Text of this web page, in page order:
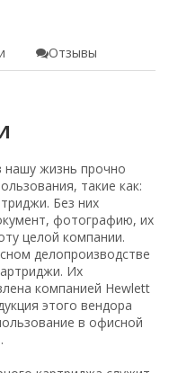
Отзывы
нашу жизнь прочно
такие как:
Без них
фотографию, их
целой компании.
делопроизводстве
Их
компанией Hewlett
этого вендора
в офисной